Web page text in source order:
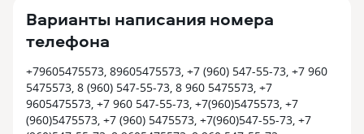
Варианты написания номера
телефона
+79605475573, 89605475573, +7 (960) 547-55-73, +7 960
5475573, 8 (960) 547-55-73, 8 960 5475573, +7
9605475573, +7 960 547-55-73, +7(960)5475573, +7
(960)5475573, +7 (960) 5475573, +7(960)547-55-73, +7